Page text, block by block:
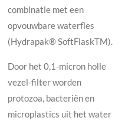
combinatie met een
opvouwbare waterfles
(Hydrapak® SoftFlaskTM).
Door het 0,1-micron holle
vezel-filter worden
protozoa, bacteriën en
microplastics uit het water